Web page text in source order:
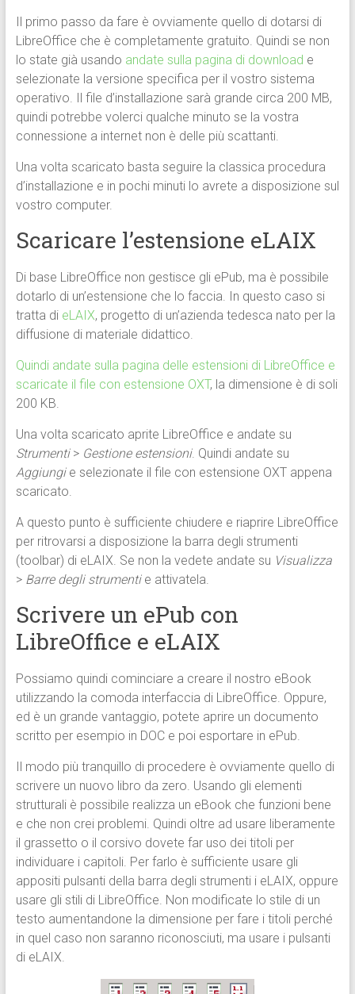
Il primo passo da fare è ovviamente quello di dotarsi di
LibreOffice che è completamente gratuito. Quindi se non
lo state già usando andate sulla pagina di download e
selezionate la versione specifica per il vostro sistema
operativo. Il file d’installazione sarà grande circa 200 MB,
quindi potrebbe volerci qualche minuto se la vostra
connessione a internet non è delle più scattanti.
Una volta scaricato basta seguire la classica procedura
d’installazione e in pochi minuti lo avrete a disposizione sul
vostro computer.
Scaricare l’estensione eLAIX
Di base LibreOffice non gestisce gli ePub, ma è possibile
dotarlo di un’estensione che lo faccia. In questo caso si
tratta di eLAIX, progetto di un’azienda tedesca nato per la
diffusione di materiale didattico.
Quindi andate sulla pagina delle estensioni di LibreOffice e
scaricate il file con estensione OXT, la dimensione è di soli
200 KB.
Una volta scaricato aprite LibreOffice e andate su
Strumenti> Gestione estensioni. Quindi andate su
Aggiungie selezionate il file con estensione OXT appena
scaricato.
A questo punto è sufficiente chiudere e riaprire LibreOffice
per ritrovarsi a disposizione la barra degli strumenti
(toolbar) di eLAIX. Se non la vedete andate su Visualizza
> Barre degli strumentie attivatela.
Scrivere un ePub con
LibreOffice e eLAIX
Possiamo quindi cominciare a creare il nostro eBook
utilizzando la comoda interfaccia di LibreOffice. Oppure,
ed è un grande vantaggio, potete aprire un documento
scritto per esempio in DOC e poi esportare in ePub.
Il modo più tranquillo di procedere è ovviamente quello di
scrivere un nuovo libro da zero. Usando gli elementi
strutturali è possibile realizza un eBook che funzioni bene
e che non crei problemi. Quindi oltre ad usare liberamente
il grassetto o il corsivo dovete far uso dei titoli per
individuare i capitoli. Per farlo è sufficiente usare gli
appositi pulsanti della barra degli strumenti i eLAIX, oppure
usare gli stili di LibreOffice. Non modificate lo stile di un
testo aumentandone la dimensione per fare i titoli perché
in quel caso non saranno riconosciuti, ma usare i pulsanti
di eLAIX.